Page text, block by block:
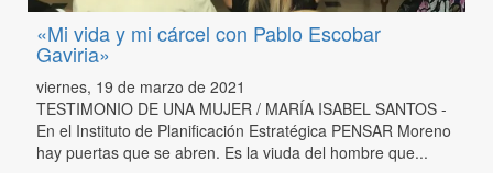
«Mi vida y mi cárcel con Pablo Escobar
Gaviria»
viernes, 19 de marzo de 2021
TESTIMONIO DE UNA MUJER / MARÍA ISABEL SANTOS -
En el Instituto de Planificación Estratégica PENSAR Moreno
hay puertas que se abren. Es la viuda del hombre que...